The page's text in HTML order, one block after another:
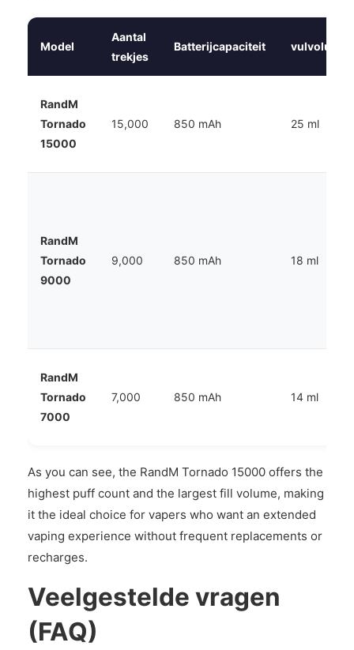
Model
Aantal
trekjes
Batterijcapaciteit vulvolume
RandM
Tornado
15000
15,000 850 mAh 25 ml
RandM
Tornado
9000
9,000 850 mAh 18 ml
RandM
Tornado
7000
7,000 850 mAh 14 ml
As you can see, the RandM Tornado 15000 offers the
highest puff count and the largest fill volume, making
it the ideal choice for vapers who want an extended
vaping experience without frequent replacements or
recharges.
Veelgestelde vragen
(FAQ)